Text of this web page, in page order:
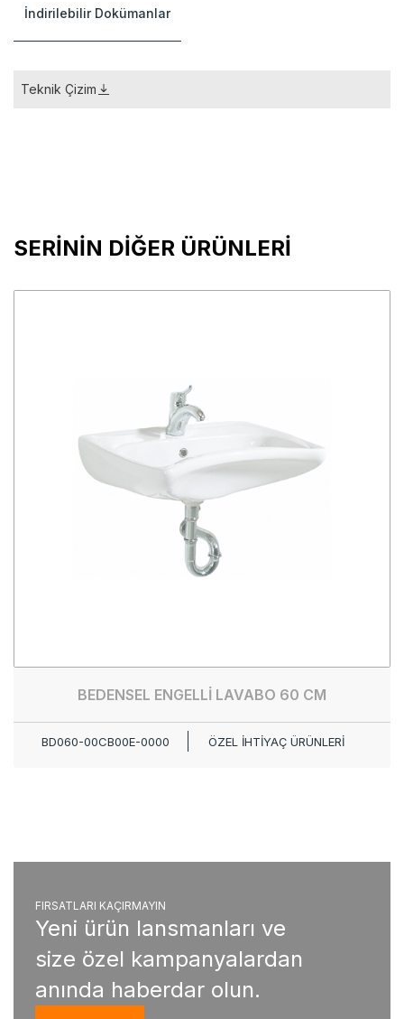
İndirilebilir Dokümanlar
Teknik Çizim
SERİNİN DİĞER ÜRÜNLERİ
BEDENSEL ENGELLİ LAVABO 60 CM
BD060-00CB00E-0000 ÖZEL İHTİYAÇ ÜRÜNLERİ
FIRSATLARI KAÇIRMAYIN
Yeni ürün lansmanları ve
size özel kampanyalardan
anında haberdar olun.